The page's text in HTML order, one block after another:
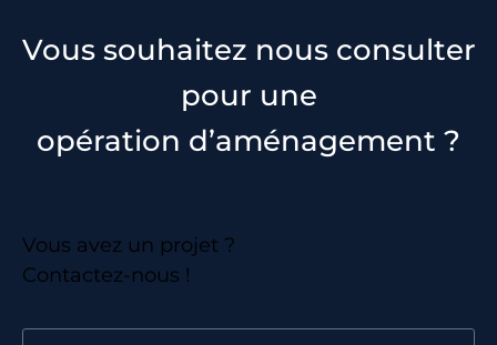
Vous souhaitez nous consulter
pour une
opération d’aménagement ?
Vous avez un projet ?
Contactez-nous !